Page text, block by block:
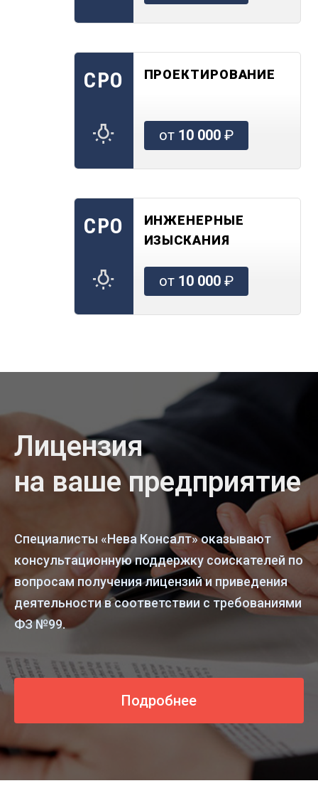
СРО ПРОЕКТИРОВАНИЕ
от 10 000₽
СРО
ИНЖЕНЕРНЫЕ
ИЗЫСКАНИЯ
от 10 000₽
Лицензия
на ваше предприятие
Специалисты «Нева Консалт» оказывают
консультационную поддержку соискателей по
вопросам получения лицензий и приведения
деятельности в соответствии с требованиями
ФЗ №99.
Подробнее